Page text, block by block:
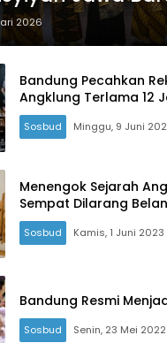
Fesiba
2026
Bandung Pecahkan
Angklung Terlama 12
Sosbud Minggu, 9 Juni
Menengok Sejarah
Sempat Dilarang
Sosbud Kamis, 1 Juni 2023
Bandung Resmi
Sosbud Senin, 23 Mei 2022